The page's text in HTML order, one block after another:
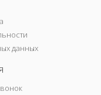
данных